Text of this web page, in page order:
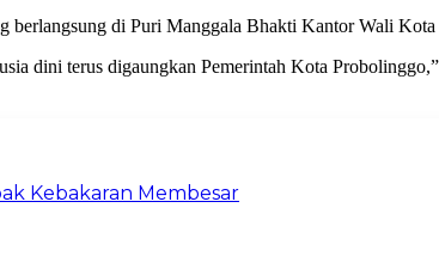
di Puri Manggala Bhakti Kantor Wali
dini terus digaungkan Pemerintah Kota
Kebakaran Membesar